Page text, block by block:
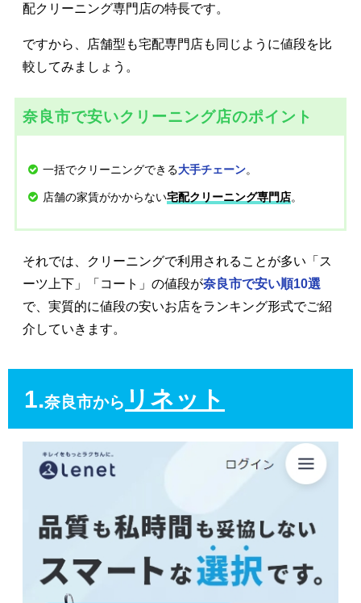
配クリーニング専門店の特長です。
ですから、店舗型も宅配専門店も同じように値段を比
較してみましょう。
奈良市で安いクリーニング店のポイント
一括でクリーニングできる大手チェーン。
店舗の家賃がかからない宅配クリーニング専門店。
それでは、クリーニングで利用されることが多い「ス
ーツ上下」「コート」の値段が奈良市で安い順10選
で、実質的に値段の安いお店をランキング形式でご紹
介していきます。
1.奈良市から リネット